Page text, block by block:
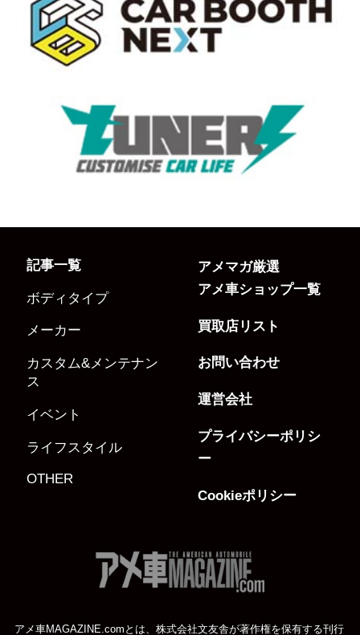
記事一覧
ボディタイプ
メーカー
カスタム&メンテナン
ス
イベント
ライフスタイル
OTHER
アメマガ厳選
アメ車ショップ一覧
買取店リスト
お問い合わせ
運営会社
プライバシーポリシ
ー
Cookieポリシー
アメ車MAGAZINE.comとは、株式会社文友舎が著作権を保有する刊行